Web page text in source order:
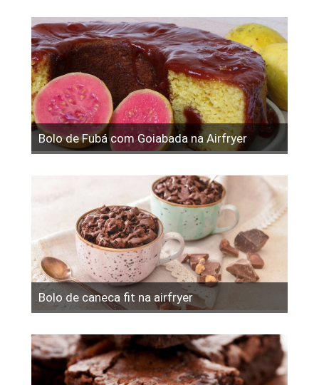
Bolo de Fubá com Goiabada na Airfryer
Bolo de caneca fit na airfryer